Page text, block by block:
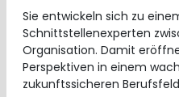
Sie entwickeln sich zu
Schnittstellenexperten
Organisation. Damit
Perspektiven in einem
zukunftssicheren